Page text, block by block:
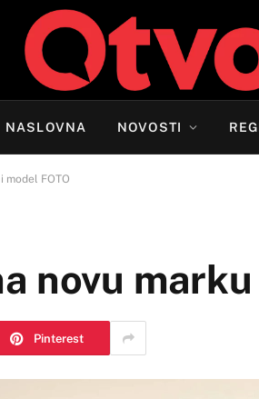
NASLOVNA NOVOSTI
model FOTO
novu
Pinterest